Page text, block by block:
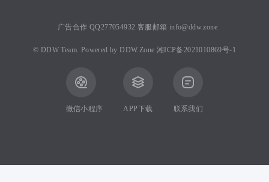
广告合作 QQ277054932 客服邮箱 info@ddw.zone
© DDW Team. Powered byDDW.Zone 湘ICP备2021010869号-1
微信小程序 APP下载 联系我们